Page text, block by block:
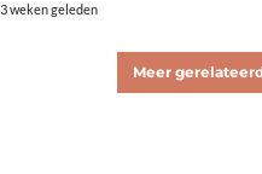
3 weken geleden
Meer